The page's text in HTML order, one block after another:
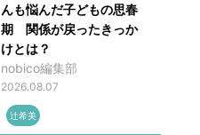
んも悩んだ子どもの思春
期 関係が戻ったきっか
けとは？
nobico編集部
2026.08.07
辻希美